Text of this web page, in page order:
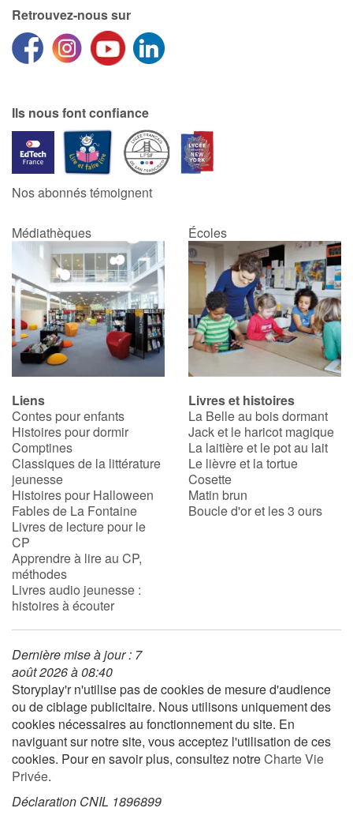
Retrouvez-nous sur
Ils nous font confiance
Nos abonnés témoignent
Médiathèques Écoles
Liens
Contes pour enfants
Histoires pour dormir
Comptines
Classiques de la littérature
jeunesse
Histoires pour Halloween
Fables de La Fontaine
Livres de lecture pour le
CP
Apprendre à lire au CP,
méthodes
Livres audio jeunesse :
histoires à écouter
Livres et histoires
La Belle au bois dormant
Jack et le haricot magique
La laitière et le pot au lait
Le lièvre et la tortue
Cosette
Matin brun
Boucle d'or et les 3 ours
Dernière mise à jour : 7
août 2026 à 08:40
Storyplay'r n'utilise pas de cookies de mesure d'audience
ou de ciblage publicitaire. Nous utilisons uniquement des
cookies nécessaires au fonctionnement du site. En
naviguant sur notre site, vous acceptez l'utilisation de ces
cookies. Pour en savoir plus, consultez notreCharte Vie
Privée.
Déclaration CNIL 1896899